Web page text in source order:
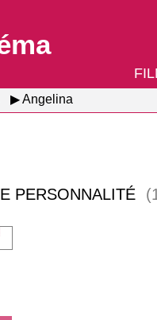
Angelina
PERSONNALITÉ